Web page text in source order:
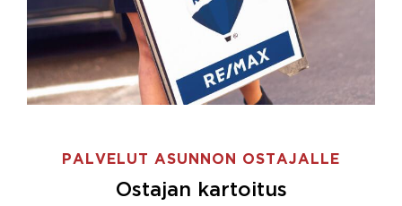
PALVELUT ASUNNON OSTAJALLE
Ostajan kartoitus